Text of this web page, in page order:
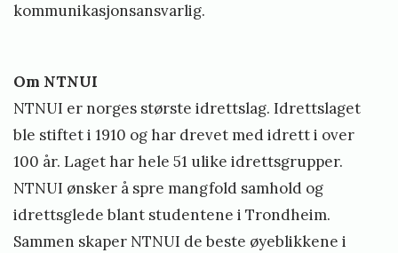
kommunikasjonsansvarlig.
Om NTNUI
NTNUI er norges største idrettslag. Idrettslaget
ble stiftet i 1910 og har drevet med idrett i over
100 år. Laget har hele 51 ulike idrettsgrupper.
NTNUI ønsker å spre mangfold samhold og
idrettsglede blant studentene i Trondheim.
Sammen skaper NTNUI de beste øyeblikkene i